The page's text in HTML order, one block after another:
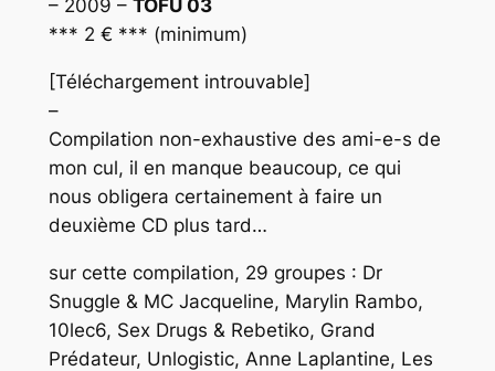
– 2009 – TOFU 03
*** 2 € *** (minimum)
[Téléchargement introuvable]
–
Compilation non-exhaustive des ami-e-s de
mon cul, il en manque beaucoup, ce qui
nous obligera certainement à faire un
deuxième CD plus tard…
sur cette compilation, 29 groupes : Dr
Snuggle & MC Jacqueline, Marylin Rambo,
10lec6, Sex Drugs & Rebetiko, Grand
Prédateur, Unlogistic, Anne Laplantine, Les